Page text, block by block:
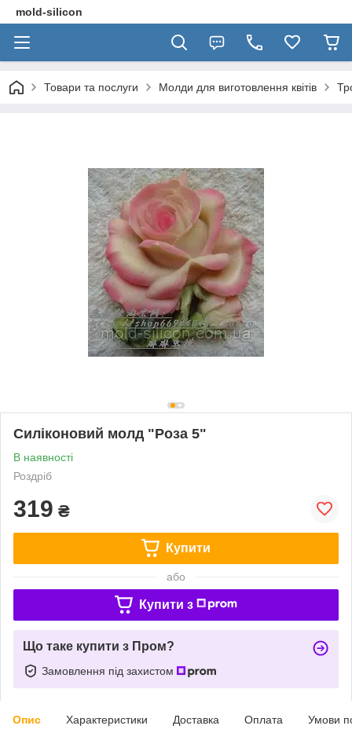
mold-silicon
Товари та послуги Молди для виготовлення квітів
Силіконовий молд "Роза 5"
В наявності
Роздріб
319 ₴
Купити
або
Купити з
Що таке купити з Пром?
Замовлення під захистом
Опис Характеристики Доставка Оплата Умови